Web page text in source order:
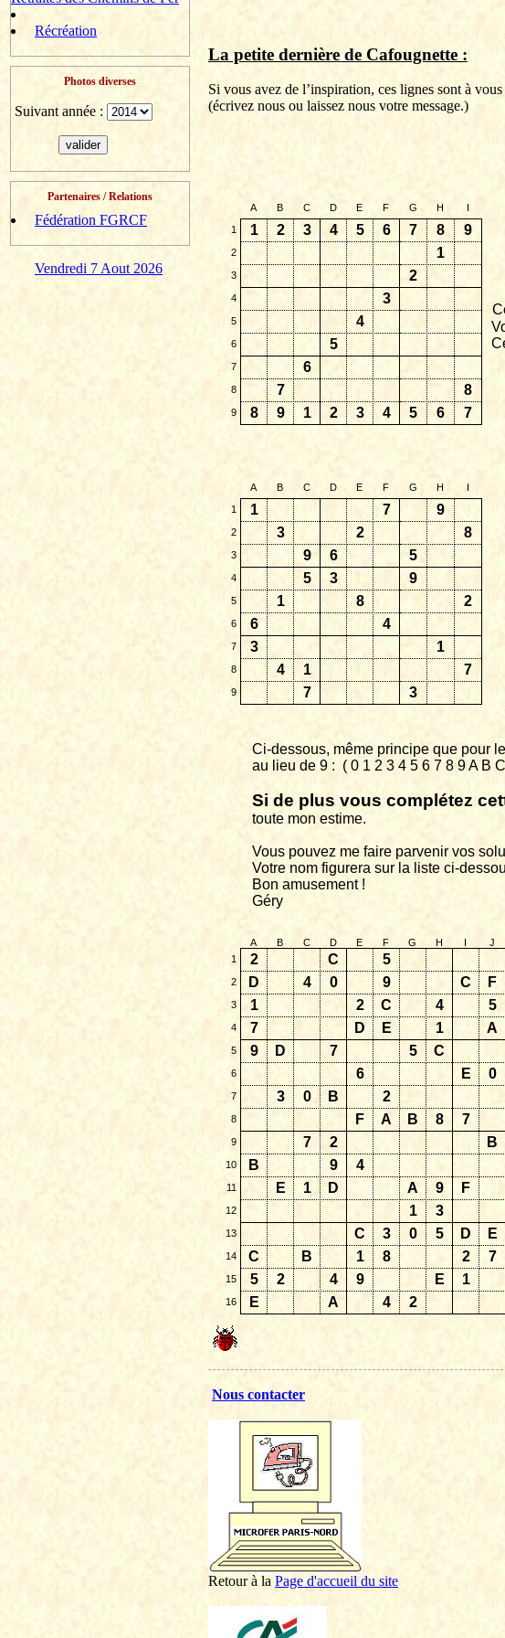
Récréation
Photos diverses
Suivant année :
Partenaires / Relations
Fédération FGRCF
Vendredi 7 Aout 2026
La petite dernière de Cafougnette :
Si vous avez de l’inspiration, ces lignes sont à
(écrivez nous ou laissez nous votre message.)
A B C D E F G H
1
1 2 3 4 5 6 7 8 9
2 1
3 2
4 3
5 4
6 5
7 6
8 7 8
9 8 9 1 2 3 4 5 6 7
A B C D E F G H
1
1 7 9
2 3 2 8
3 9 6 5
4 5 3 9
5 1 8 2
6 6 4
7 3 1
8 4 1 7
9 7 3
Ci-dessous, même principe que pour
au lieu de 9 : ( 0 1 2 3 4 5 6 7 8 9 A B
Si de plus vous complétez
toute mon estime.
Vous pouvez me faire parvenir vos
Votre nom figurera sur la liste ci-
Bon amusement !
Géry
A B C D E F G H J
1
2 C 5
2 D 4 0 9 C F
3 1 2 C 4 5
4 7 D E 1 A
5 9 D 7 5 C
6 6 E 0
7 3 0 B 2
8 F A B 8 7
9 7 2 B
10 B 9 4
11 E 1 D A 9 F
12 1 3
13 C 3 0 5 D E
14 C B 1 8 2 7
15 5 2 4 9 E 1
16 E A 4 2
Nous contacter
Retour à la Page d'accueil du site